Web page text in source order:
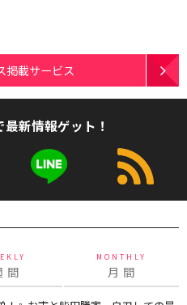
掲載サービス
新情報ゲット！
間
MONTHLY
月 間